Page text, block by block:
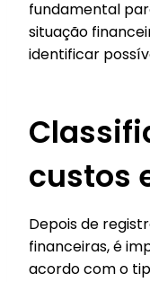
fundamental
situação
identificar
custos
Depois de
financeiras, é
acordo com o